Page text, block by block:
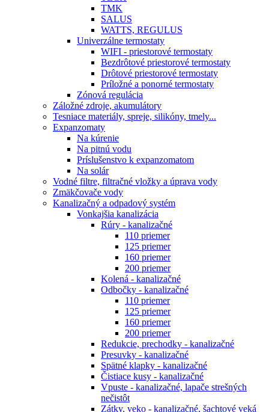
TMK
SALUS
WATTS, REGULUS
Univerzálne termostaty
WIFI - priestorové termostaty
Bezdrôtové priestorové termostaty
Drôtové priestorové termostaty
Príložné a ponorné termostaty
Zónová regulácia
Záložné zdroje, akumulátory
Tesniace materiály, spreje, silikóny, tmely...
Expanzomaty
Na kúrenie
Na pitnú vodu
Príslušenstvo k expanzomatom
Na solár
Vodné filtre, filtračné vložky a úprava vody
Zmäkčovače vody
Kanalizačný a odpadový systém
Vonkajšia kanalizácia
Rúry - kanalizačné
110 priemer
125 priemer
160 priemer
200 priemer
Kolená - kanalizačné
Odbočky - kanalizačné
110 priemer
125 priemer
160 priemer
200 priemer
Redukcie, prechodky - kanalizačné
Presuvky - kanalizačné
Spätné klapky - kanalizačné
Čistiace kusy - kanalizačné
Vpuste - kanalizačné, lapače strešných
nečistôt
Zátky, veko - kanalizačné, šachtové veká